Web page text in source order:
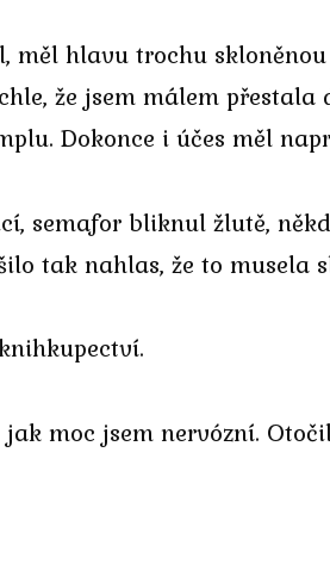
měl hlavu trochu
že jsem málem
Dokonce i účes měl
semafor bliknul žlutě,
tak nahlas, že to musela
moc jsem nervózní.